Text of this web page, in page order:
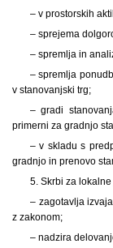
– v prostorskih
– sprejema
– spremlja in
– spremlja
v stanovanjski trg;
– gradi
primerni za gradnjo
– v skladu s
gradnjo in prenovo
5. Skrbi za
– zagotavlja
z zakonom;
– nadzira